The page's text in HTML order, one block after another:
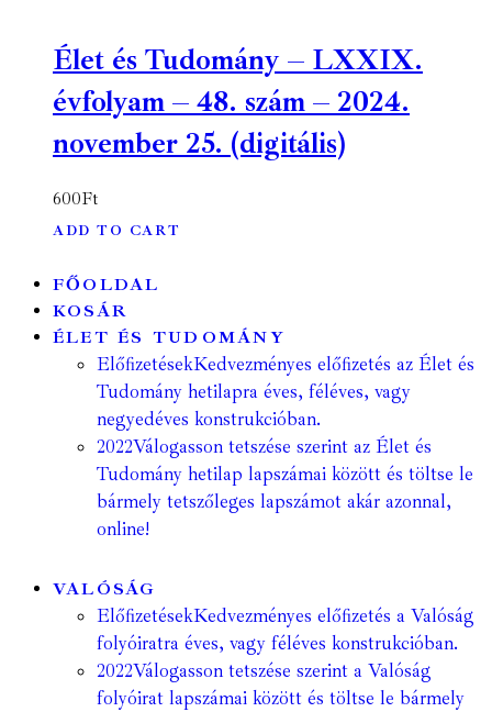
Élet és Tudomány – LXXIX.
évfolyam – 48. szám – 2024.
november 25. (digitális)
600Ft
ADD TO CART
FŐOLDAL
KOSÁR
ÉLET ÉS TUDOMÁNY
ElőfizetésekKedvezményes előfizetés az Élet és
Tudomány hetilapra éves, féléves, vagy
negyedéves konstrukcióban.
2022Válogasson tetszése szerint az Élet és
Tudomány hetilap lapszámai között és töltse le
bármely tetszőleges lapszámot akár azonnal,
online!
VALÓSÁG
ElőfizetésekKedvezményes előfizetés a Valóság
folyóiratra éves, vagy féléves konstrukcióban.
2022Válogasson tetszése szerint a Valóság
folyóirat lapszámai között és töltse le bármely